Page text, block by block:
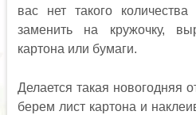
вас нет такого
заменить на кружочку,
картона или бумаги.
Делается такая новогодняя
берем лист картона и